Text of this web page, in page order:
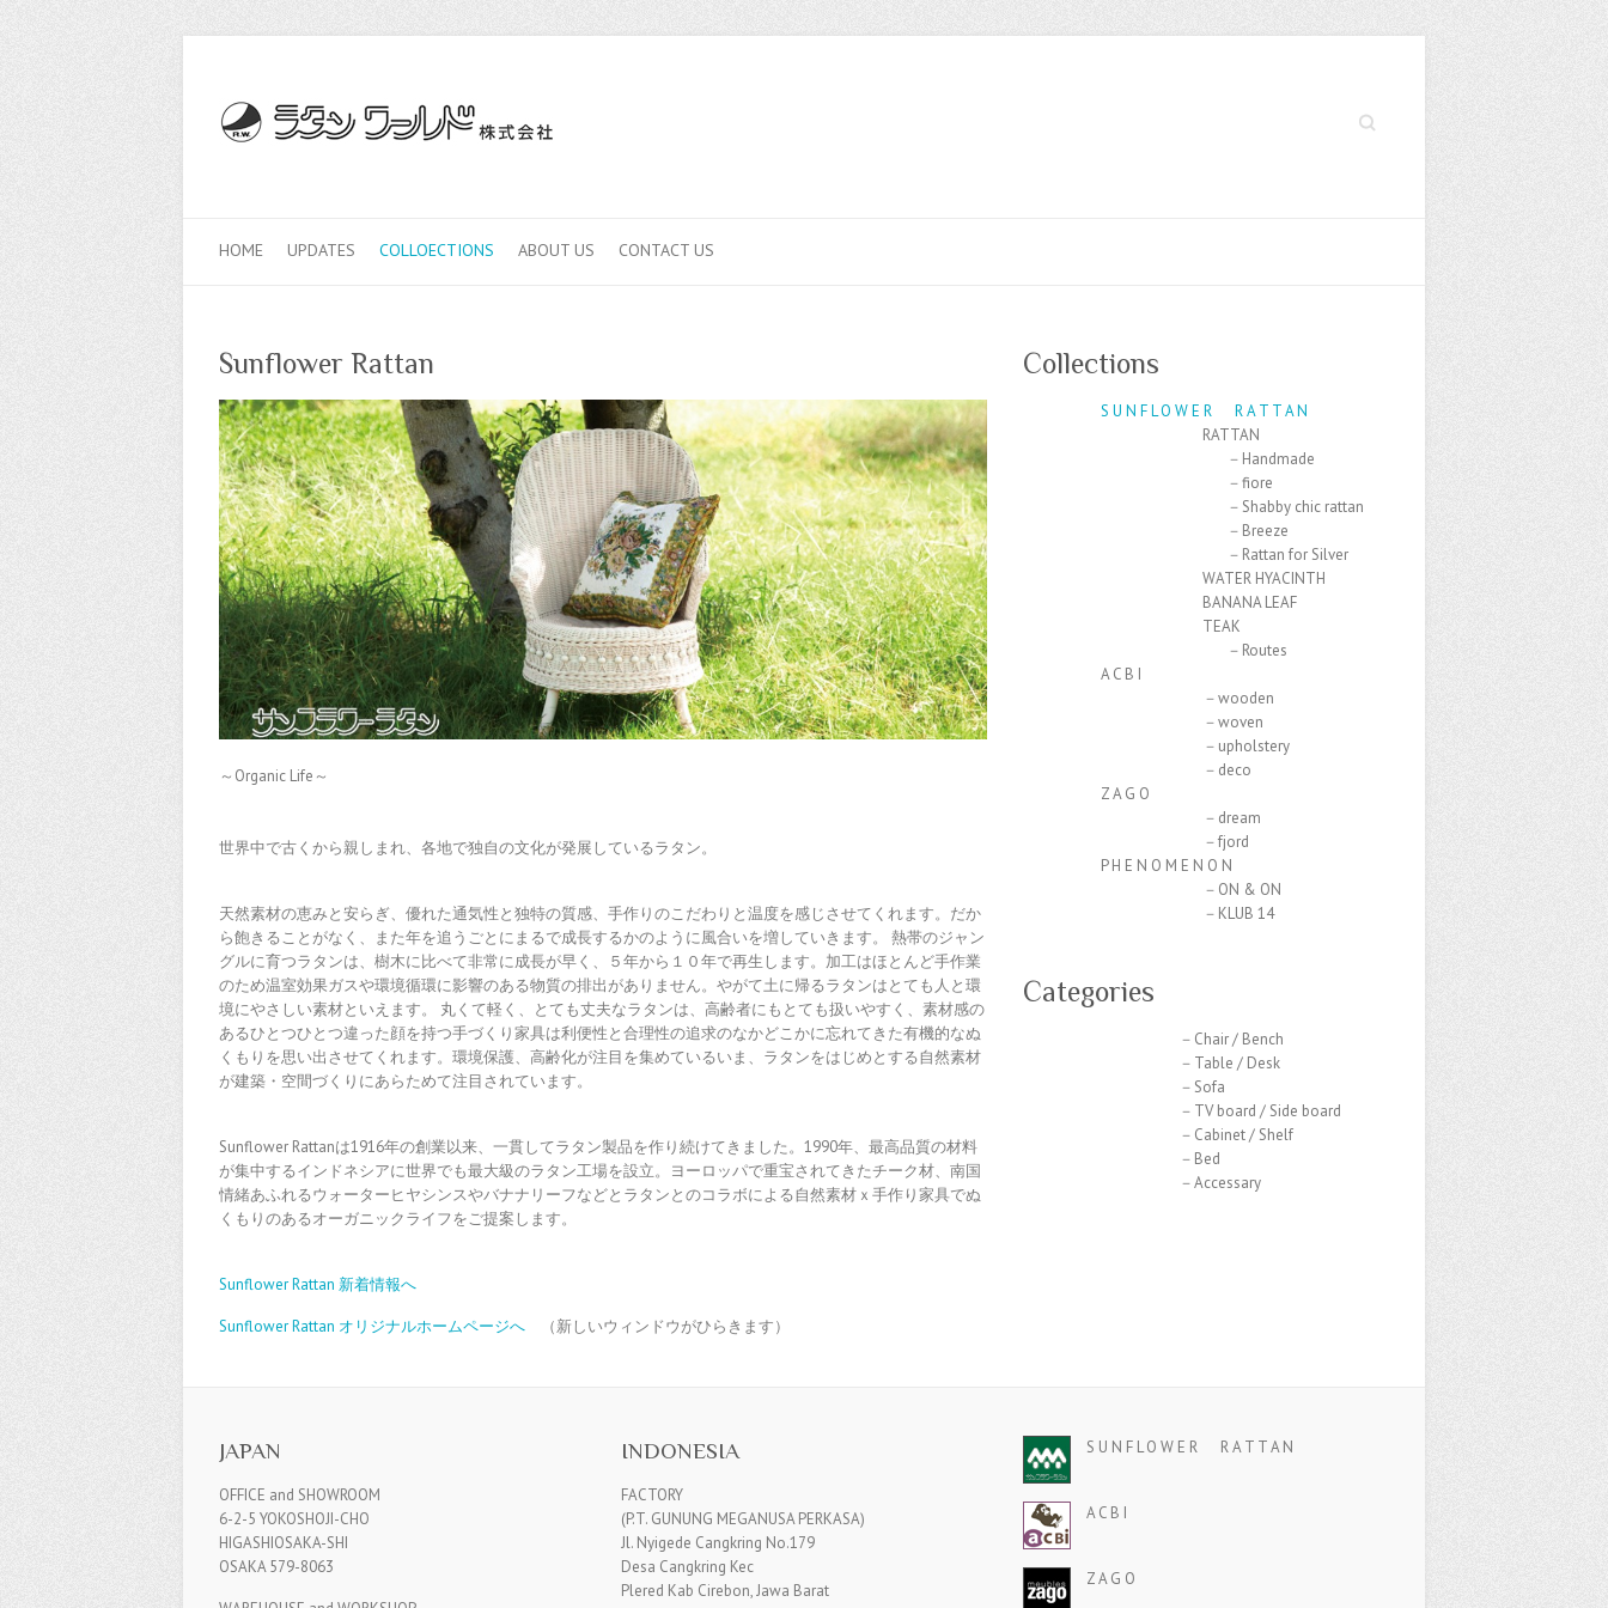
Search
HOME UPDATES COLLOECTIONS ABOUT US CONTACT US
Sunflower Rattan
～Organic Life～
世界中で古くから親しまれ、各地で独自の文化が発展しているラタン。
天然素材の恵みと安らぎ、優れた通気性と独特の質感、手作りのこだわりと温度を感じさせてくれます。だか
ら飽きることがなく、また年を追うごとにまるで成長するかのように風合いを増していきます。 熱帯のジャン
グルに育つラタンは、樹木に比べて非常に成長が早く、５年から１０年で再生します。加工はほとんど手作業
のため温室効果ガスや環境循環に影響のある物質の排出がありません。やがて土に帰るラタンはとても人と環
境にやさしい素材といえます。 丸くて軽く、とても丈夫なラタンは、高齢者にもとても扱いやすく、素材感の
あるひとつひとつ違った顔を持つ手づくり家具は利便性と合理性の追求のなかどこかに忘れてきた有機的なぬ
くもりを思い出させてくれます。環境保護、高齢化が注目を集めているいま、ラタンをはじめとする自然素材
が建築・空間づくりにあらためて注目されています。
Sunflower Rattanは1916年の創業以来、一貫してラタン製品を作り続けてきました。1990年、最高品質の材料
が集中するインドネシアに世界でも最大級のラタン工場を設立。ヨーロッパで重宝されてきたチーク材、南国
情緒あふれるウォーターヒヤシンスやバナナリーフなどとラタンとのコラボによる自然素材ｘ手作り家具でぬ
くもりのあるオーガニックライフをご提案します。
Sunflower Rattan 新着情報へ
Sunflower Rattan オリジナルホームページへ （新しいウィンドウがひらきます）
Collections
S U N F L O W E R R A T T A N
RATTAN
－Handmade
－fiore
－Shabby chic rattan
－Breeze
－Rattan for Silver
WATER HYACINTH
BANANA LEAF
TEAK
－Routes
A C B I
－wooden
－woven
－upholstery
－deco
Z A G O
－dream
－fjord
P H E N O M E N O N
－ON & ON
－KLUB 14
Categories
－Chair / Bench
－Table / Desk
－Sofa
－TV board / Side board
－Cabinet / Shelf
－Bed
－Accessary
JAPAN
OFFICE and SHOWROOM
6-2-5 YOKOSHOJI-CHO
HIGASHIOSAKA-SHI
OSAKA 579-8063
INDONESIA
FACTORY
(P.T. GUNUNG MEGANUSA PERKASA)
Jl. Nyigede Cangkring No.179
Desa Cangkring Kec
Plered Kab Cirebon, Jawa Barat
S U N F L O W E R R A T T A N
A C B I
Z A G O